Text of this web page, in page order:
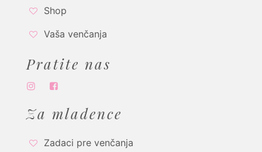
Shop
Vaša venčanja
Pratite nas
Za mladence
Zadaci pre venčanja